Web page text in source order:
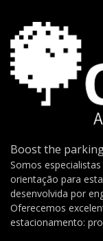
Boost the
Somos
orientação para
desenvolvida por
Oferecemos
estacionamento: